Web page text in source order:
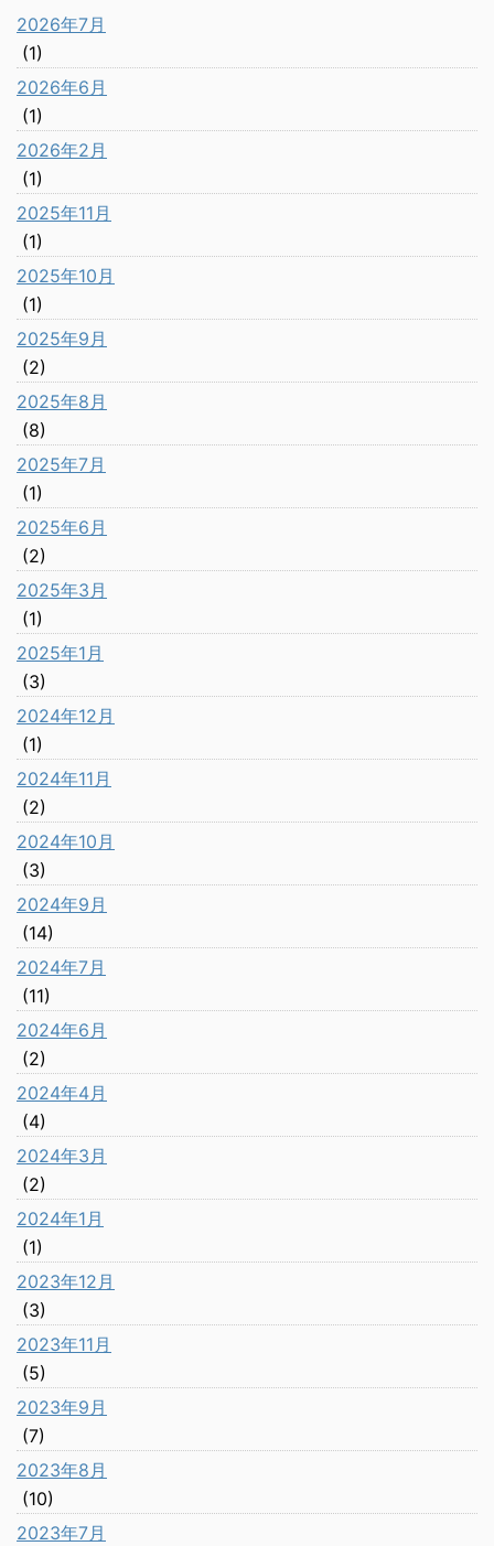
2026年7月
(1)
2026年6月
(1)
2026年2月
(1)
2025年11月
(1)
2025年10月
(1)
2025年9月
(2)
2025年8月
(8)
2025年7月
(1)
2025年6月
(2)
2025年3月
(1)
2025年1月
(3)
2024年12月
(1)
2024年11月
(2)
2024年10月
(3)
2024年9月
(14)
2024年7月
(11)
2024年6月
(2)
2024年4月
(4)
2024年3月
(2)
2024年1月
(1)
2023年12月
(3)
2023年11月
(5)
2023年9月
(7)
2023年8月
(10)
2023年7月